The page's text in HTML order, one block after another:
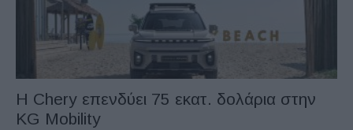
Η Chery επενδύει 75 εκατ. δολάρια στην
KG Mobility